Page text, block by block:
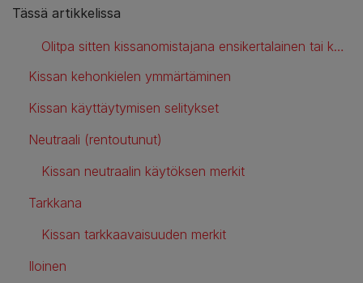
Tässä artikkelissa
Olitpa sitten kissanomistajana ensikertalainen tai kokeneempaa kaartia, eteesi tulee varmasti hetkiä, jolloin toivot, että tietäisit, mitä kissasi päässä liikkuu.
Kissan kehonkielen ymmärtäminen
Kissan käyttäytymisen selitykset
Neutraali (rentoutunut)
Kissan neutraalin käytöksen merkit
Tarkkana
Kissan tarkkaavaisuuden merkit
Iloinen